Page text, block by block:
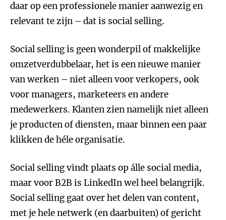
daar op een professionele manier aanwezig en
relevant te zijn – dat is social selling.
Social selling is geen wonderpil of makkelijke
omzetverdubbelaar, het is een nieuwe manier
van werken – niet alleen voor verkopers, ook
voor managers, marketeers en andere
medewerkers. Klanten zien namelijk niet alleen
je producten of diensten, maar binnen een paar
klikken de héle organisatie.
Social selling vindt plaats op álle social media,
maar voor B2B is LinkedIn wel heel belangrijk.
Social selling gaat over het delen van content,
met je hele netwerk (en daarbuiten) of gericht